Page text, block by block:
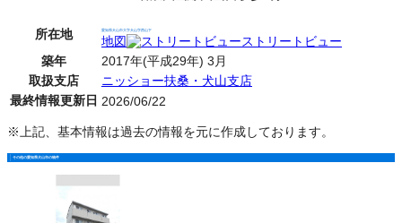
所在地 愛知県犬山市大字犬山字西山下
地図
ストリートビュー
築年
2017年(平成29年) 3月
取扱支店
ニッショー扶桑・犬山支店
最終情報更新日 2026/06/22
※上記、基本情報は過去の情報を元に作成しております。
その他の愛知県犬山市の物件